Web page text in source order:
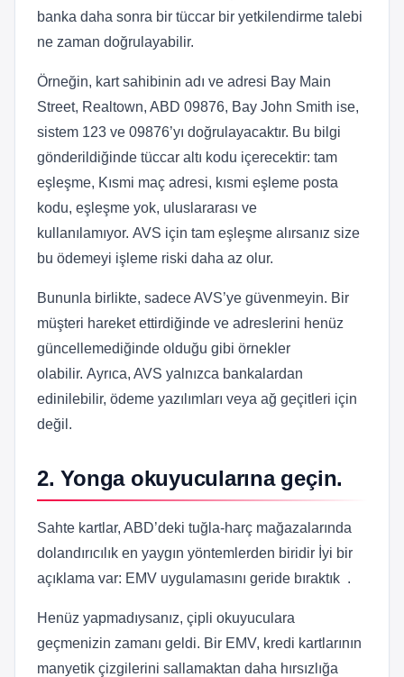
banka daha sonra bir tüccar bir yetkilendirme talebi
ne zaman doğrulayabilir.
Örneğin, kart sahibinin adı ve adresi Bay Main
Street, Realtown, ABD 09876, Bay John Smith ise,
sistem 123 ve 09876’yı doğrulayacaktır. Bu bilgi
gönderildiğinde tüccar altı kodu içerecektir: tam
eşleşme, Kısmi maç adresi, kısmi eşleme posta
kodu, eşleşme yok, uluslararası ve
kullanılamıyor. AVS için tam eşleşme alırsanız size
bu ödemeyi işleme riski daha az olur.
Bununla birlikte, sadece AVS’ye güvenmeyin. Bir
müşteri hareket ettirdiğinde ve adreslerini henüz
güncellemediğinde olduğu gibi örnekler
olabilir. Ayrıca, AVS yalnızca bankalardan
edinilebilir, ödeme yazılımları veya ağ geçitleri için
değil.
2. Yonga okuyucularına geçin.
Sahte kartlar, ABD’deki tuğla-harç mağazalarında
dolandırıcılık en yaygın yöntemlerden biridir İyi bir
açıklama var: EMV uygulamasını geride bıraktık .
Henüz yapmadıysanız, çipli okuyuculara
geçmenizin zamanı geldi. Bir EMV, kredi kartlarının
manyetik çizgilerini sallamaktan daha hırsızlığa